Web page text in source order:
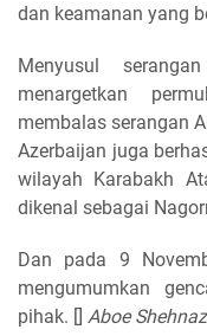
dan keamanan yang
Menyusul
menargetkan
membalas serangan
Azerbaijan juga
wilayah Karabakh
dikenal sebagai
Dan pada 9
mengumumkan
pihak. [] Aboe